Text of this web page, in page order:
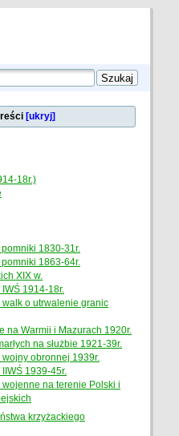
[ukryj]
18r.)
pomniki 1830-31r.
pomniki 1863-64r.
XIX w.
1914-18r.
o utrwalenie granic
na Warmii i Mazurach 1920r.
na służbie 1921-39r.
obronnej 1939r.
1939-45r.
na terenie Polski i
krzyżackiego